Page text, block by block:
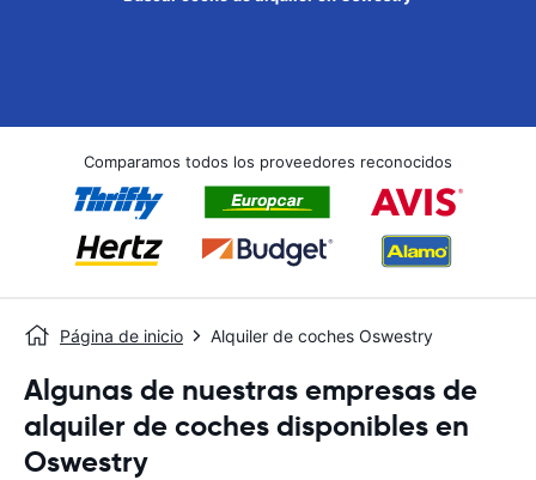
Comparamos todos los proveedores reconocidos
Página de inicio Alquiler de coches Oswestry
Algunas de nuestras empresas de
alquiler de coches disponibles en
Oswestry